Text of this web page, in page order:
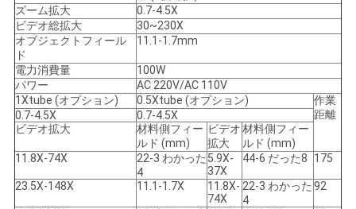
な
さ
い
地
図
ズーム拡大
0.7-4.5X
ビデオ総拡大
30~230X
オブジェクトフィール
ド
11.1-1.7mm
電力消費量
100W
パワー
AC 220V/AC 110V
1Xtube (オプション)
0.5Xtube (オプション)
作業
距離
0.7-4.5X
0.7-4.5X
ビデオ拡大
材料側フィー
ルド (mm)
ビデオ
拡大
材料側フィー
ルド (mm)
11.8X-74X
22-3 わかった
4
5.9X-
37X
44-6 だった8 175
23.5X-148X 11.1-1.7X
11.8X-
74X
22-3 わかった
4
92